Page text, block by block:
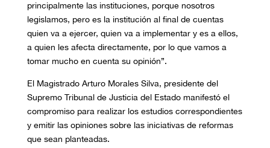
principalmente las instituciones, porque nosotros
legislamos, pero es la institución al final de cuentas
quien va a ejercer, quien va a implementar y es a ellos,
a quien les afecta directamente, por lo que vamos a
tomar mucho en cuenta su opinión”.
El Magistrado Arturo Morales Silva, presidente del
Supremo Tribunal de Justicia del Estado manifestó el
compromiso para realizar los estudios correspondientes
y emitir las opiniones sobre las iniciativas de reformas
que sean planteadas.